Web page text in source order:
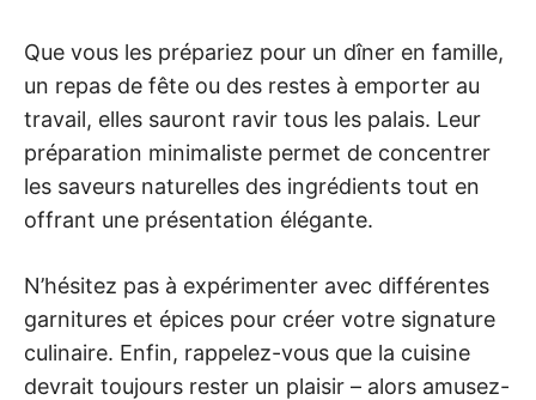
Que vous les prépariez pour un dîner en famille,
un repas de fête ou des restes à emporter au
travail, elles sauront ravir tous les palais. Leur
préparation minimaliste permet de concentrer
les saveurs naturelles des ingrédients tout en
offrant une présentation élégante.
N’hésitez pas à expérimenter avec différentes
garnitures et épices pour créer votre signature
culinaire. Enfin, rappelez-vous que la cuisine
devrait toujours rester un plaisir – alors amusez-